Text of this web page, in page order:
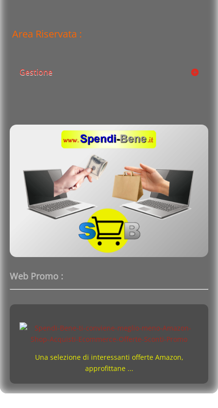
Area Riservata :
Gestione
Web Promo :
Una selezione di interessanti offerte Amazon,
approfittane ...